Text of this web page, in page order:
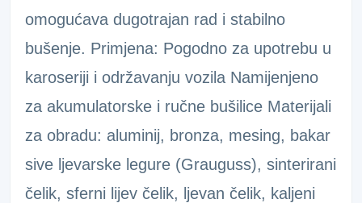
omogućava dugotrajan rad i stabilno
bušenje. Primjena: Pogodno za upotrebu u
karoseriji i održavanju vozila Namijenjeno
za akumulatorske i ručne bušilice Materijali
za obradu: aluminij, bronza, mesing, bakar
sive ljevarske legure (Grauguss), sinterirani
čelik, sferni lijev čelik, ljevan čelik, kaljeni